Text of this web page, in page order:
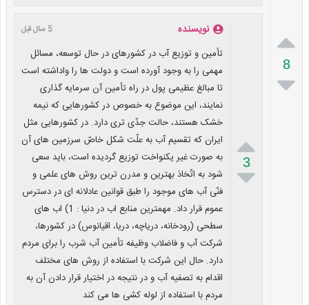

8


3

نویسنده 5 سال قبل
تأمین و توزیع آب در کشورهای در حال توسعه، مسائل
مهمی را به وجود آورده است و دولت ها را واداشته است
تا مبالغ عظیمی پول در راه تأمین آن سرمایه گذاری
نمایند، این موضوع به خصوص در کشورهایی که نیمه
خشک هستند، حالت جدّی تری دارد. در کشورهایی مثل
ایران که تقسیم آب به علّت شکل خاصّ سرزمین های آن
به صورت غیر یکنواخت توزیع گردیده است، باید سعی
شود به اتّخاذ بهترین و مدرن ترین روش های علمی و
فنّی آب های موجود را طبق قوانین عادلانه ای در دسترس
عموم قرار داد. مهمترین منابع اب در دنیا : 1) اب های
سطحی (رودخانه، دریاچه، دریا، اقیانوس) در کشورها،
شرکت آب و فاضلاب وظیفه تأمین آب شرب را برای مردم
دارد. حال این شرکت با استفاده از روش های مختلف
اقدام به تصفیه آب و در نتیجه در اختیار قرار دادن آن به
مردم با استفاده از لوله کشی ها می کند